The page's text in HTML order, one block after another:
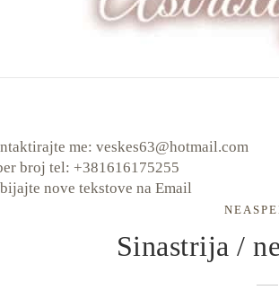
me: veskes63@hotmail.com
broj tel: +381616175255
nove tekstove na Email
Sinastrija /